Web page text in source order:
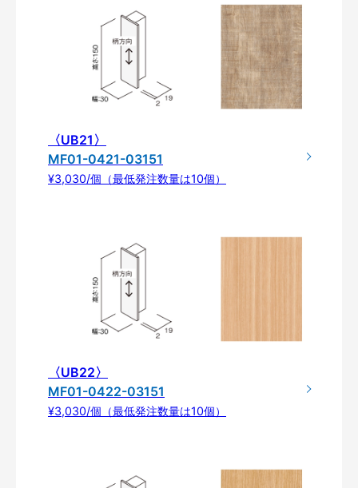
〈UB21〉
MF01-0421-03151
¥3,030/個（最低発注数量は10個）
〈UB22〉
MF01-0422-03151
¥3,030/個（最低発注数量は10個）